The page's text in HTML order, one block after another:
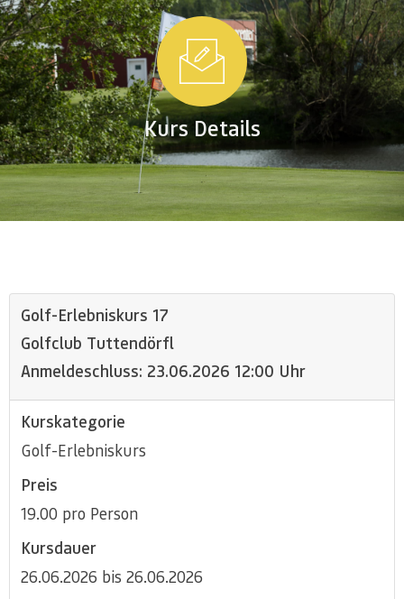
Kurs Details
Golf-Erlebniskurs 17
Golfclub Tuttendörfl
Anmeldeschluss: 23.06.2026 12:00 Uhr
Kurskategorie
Golf-Erlebniskurs
Preis
19.00 pro Person
Kursdauer
26.06.2026 bis 26.06.2026